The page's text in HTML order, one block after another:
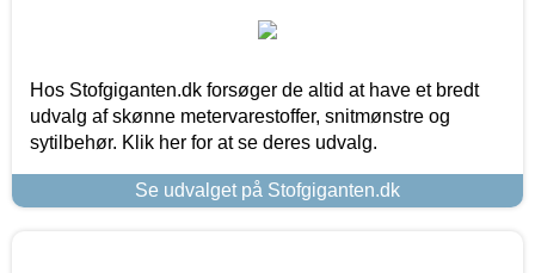
Hos Stofgiganten.dk forsøger de altid at have et bredt
udvalg af skønne metervarestoffer, snitmønstre og
sytilbehør. Klik her for at se deres udvalg.
Se udvalget på Stofgiganten.dk